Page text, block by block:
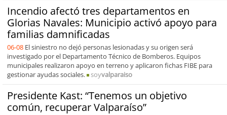
Incendio afectó tres departamentos en
Glorias Navales: Municipio activó apoyo para
familias damnificadas
06-08 El siniestro no dejó personas lesionadas y su origen será
investigado por el Departamento Técnico de Bomberos. Equipos
municipales realizaron apoyo en terreno y aplicaron fichas FIBE para
gestionar ayudas sociales.
soyvalparaiso
Presidente Kast: “Tenemos un objetivo
común, recuperar Valparaíso”